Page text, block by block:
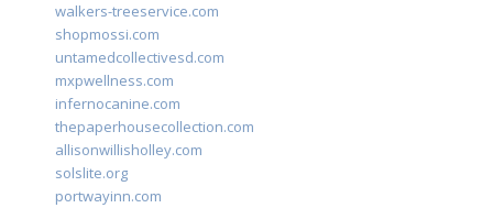
walkers-treeservice.com
shopmossi.com
untamedcollectivesd.com
mxpwellness.com
infernocanine.com
thepaperhousecollection.com
allisonwillisholley.com
solslite.org
portwayinn.com